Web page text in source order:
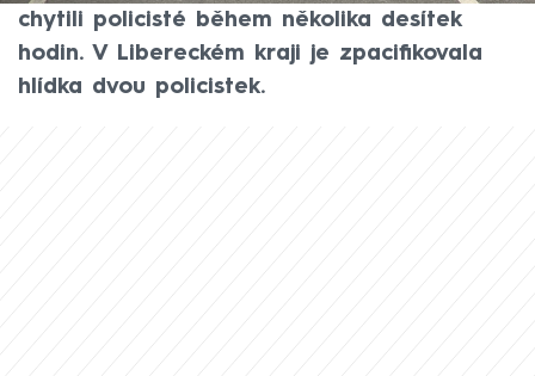
chytili policisté během několika desítek
hodin. V Libereckém kraji je zpacifikovala
hlídka dvou policistek.